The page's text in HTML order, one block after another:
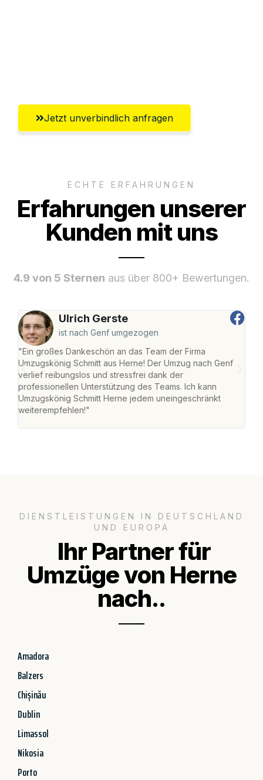
Jetzt unverbindlich anfragen
ECHTE ERFAHRUNGEN
Erfahrungen unserer
Kunden mit uns
4.9 von 5 Sternen aus über 800+ Bewertungen.
Ulrich Gerste
ist nach Genf umgezogen
"Ein großes Dankeschön an das Team der Firma
Umzugskönig Schmitt aus Herne! Der Umzug nach Genf
verlief reibungslos und stressfrei dank der
professionellen Unterstützung des Teams. Ich kann
Umzugskönig Schmitt Herne jedem uneingeschränkt
weiterempfehlen!"
DIENSTLEISTUNGEN IN DEUTSCHLAND
UND EUROPA
Ihr Partner für
Umzüge von Herne
nach..
Amadora
Balzers
Chișinău
Dublin
Limassol
Nikosia
Porto